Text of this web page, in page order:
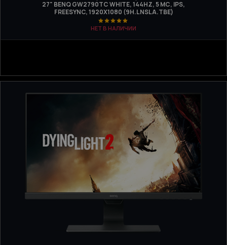
27" BENQ GW2790TC WHITE, 144HZ, 5 МС, IPS,
FREESYNC, 1920Х1080 (9H.LNSLA.TBE)
НЕТ В НАЛИЧИИ